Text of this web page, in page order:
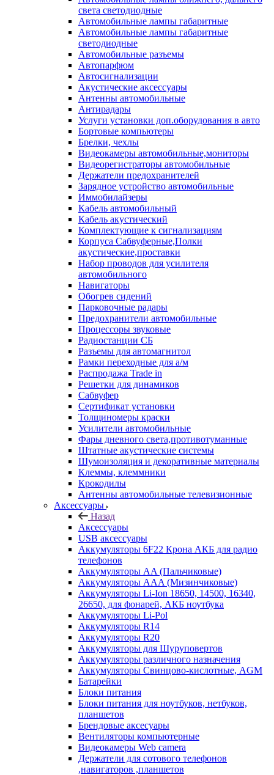
света светодиодные
Автомобильные лампы габаритные
Автомобильные лампы габаритные
светодиодные
Автомобильные разъемы
Автопарфюм
Автосигнализации
Акустические аксессуары
Антенны автомобильные
Антирадары
Услуги установки доп.оборудования в авто
Бортовые компьютеры
Брелки, чехлы
Видеокамеры автомобильные,мониторы
Видеорегистраторы автомобильные
Держатели предохранителей
Зарядное устройство автомобильные
Иммобилайзеры
Кабель автомобильный
Кабель акустический
Комплектующие к сигнализациям
Корпуса Сабвуферные,Полки
акустические,проставки
Набор проводов для усилителя
автомобильного
Навигаторы
Обогрев сидений
Парковочные радары
Предохранители автомобильные
Процессоры звуковые
Радиостанции СБ
Разъемы для автомагнитол
Рамки переходные для а/м
Распродажа Trade in
Решетки для динамиков
Сабвуфер
Сертификат установки
Толщиномеры краски
Усилители автомобильные
Фары дневного света,противотуманные
Штатные акустические системы
Шумоизоляция и декоративные материалы
Клеммы, клеммники
Крокодилы
Антенны автомобильные телевизионные
Аксессуары
Назад
Аксессуары
USB аксессуары
Аккумуляторы 6F22 Крона АКБ для радио
телефонов
Аккумуляторы AA (Пальчиковые)
Аккумуляторы AAA (Мизинчиковые)
Аккумуляторы Li-Ion 18650, 14500, 16340,
26650, для фонарей, АКБ ноутбука
Аккумуляторы Li-Pol
Аккумуляторы R14
Аккумуляторы R20
Аккумуляторы для Шуруповертов
Аккумуляторы различного назначения
Аккумуляторы Свинцово-кислотные, AGM
Батарейки
Блоки питания
Блоки питания для ноутбуков, нетбуков,
планшетов
Брендовые аксесуары
Вентиляторы компьютерные
Видеокамеры Web camera
Держатели для сотового телефонов
,навигаторов ,планшетов